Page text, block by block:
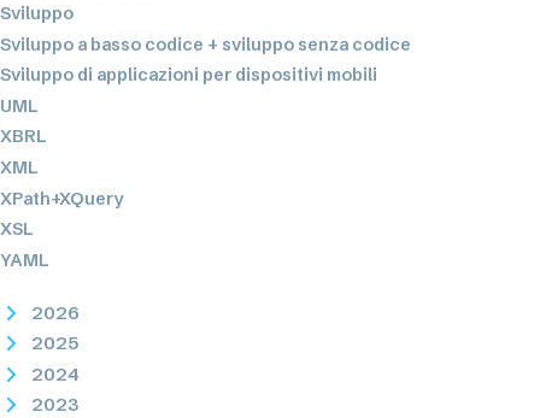
Sviluppo
Sviluppo a basso codice + sviluppo senza codice
Sviluppo di applicazioni per dispositivi mobili
UML
XBRL
XML
XPath+XQuery
XSL
YAML
2026
2025
2024
2023